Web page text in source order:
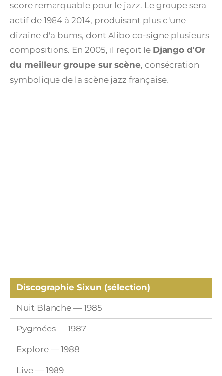
score remarquable pour le jazz. Le groupe sera
actif de 1984 à 2014, produisant plus d'une
dizaine d'albums, dont Alibo co-signe plusieurs
compositions. En 2005, il reçoit le Django d'Or
du meilleur groupe sur scène, consécration
symbolique de la scène jazz française.
Discographie Sixun (sélection)
Nuit Blanche — 1985
Pygmées — 1987
Explore — 1988
Live — 1989